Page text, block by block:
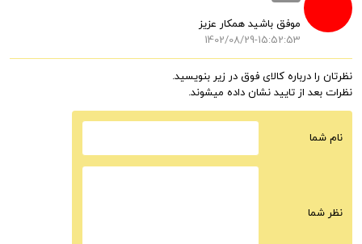
موفق باشید همکار عزیز
1402/08/29-15:52:53
نظرتان را درباره کالای فوق در زیر بنویسید.
نظرات بعد از تایید نشان داده میشوند.
نام شما
نظر شما